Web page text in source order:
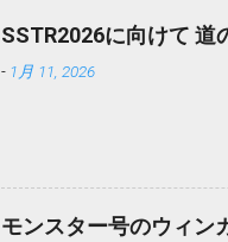
ー
ブ
る
の
しば
SSTR2026に向けて 道
- 1月 11, 2026
モンスター号のウィン